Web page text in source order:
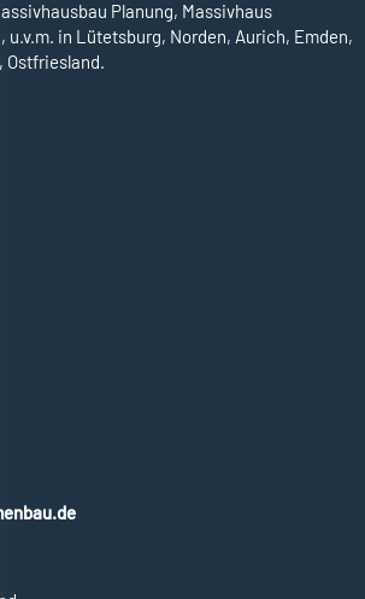
Planung, Massivhaus
u.v.m. in Lütetsburg, Norden, Aurich, Emden,
Ostfriesland.